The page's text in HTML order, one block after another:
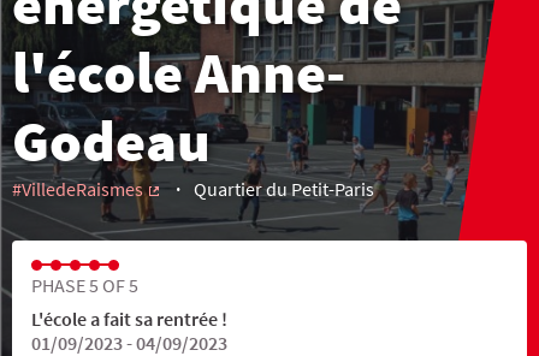
l'école Anne-
Godeau
#VilledeRaismes
(External link)
Quartier du Petit-Paris
PHASE 5 OF 5
L'école a fait sa rentrée !
01/09/2023 - 04/09/2023